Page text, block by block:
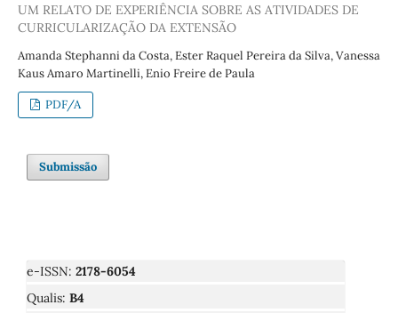
UM RELATO DE EXPERIÊNCIA SOBRE AS ATIVIDADES DE
CURRICULARIZAÇÃO DA EXTENSÃO
Amanda Stephanni da Costa, Ester Raquel Pereira da Silva, Vanessa
Kaus Amaro Martinelli, Enio Freire de Paula
PDF/A
Submissão
e-ISSN: 2178-6054
Qualis: B4